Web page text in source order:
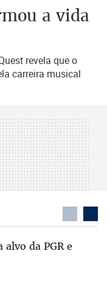
a vida
revela que o
carreira musical
da PGR e